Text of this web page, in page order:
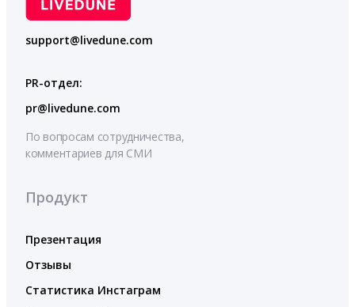
support@livedune.com
PR-отдел:
pr@livedune.com
По вопросам сотрудничества,
комментариев для СМИ
Продукт
Презентация
Отзывы
Статистика Инстаграм